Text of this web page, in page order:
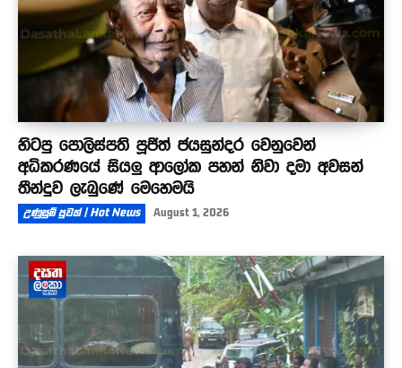
හිටපු පොලිස්පති පූජිත් ජයසුන්දර වෙනුවෙන්
අධිකරණයේ සියලු ආලෝක පහන් නිවා දමා අවසන්
තීන්දුව ලැබුණේ මෙහෙමයි
උණුසුම් පුවත් | Hot News August 1, 2026